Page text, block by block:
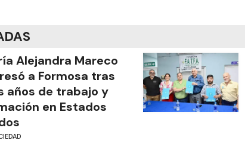
Alejandra Mareco
a Formosa tras
años de trabajo y
en Estados